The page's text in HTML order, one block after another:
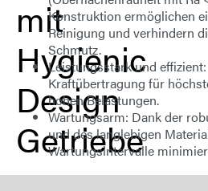
mit
Hygienic
Design
Getriebe
Konstruktion ermöglichen
Reinigung und verhindern
Schmutz.
Leistungsstark und effizient
Kraftübertragung für
hohen Belastungen.
Wartungsarm: Dank der
und des langlebigen
Wartungsintervalle